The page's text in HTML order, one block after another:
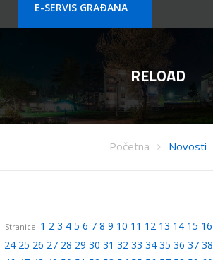
E-SERVIS GRAÐANA
RELOAD
Početna Novosti
Stranice: 1 2 3 4 5 6 7 8 9 10 11 12 13 14 15 16
24 25 26 27 28 29 30 31 32 33 34 35 36 37 38